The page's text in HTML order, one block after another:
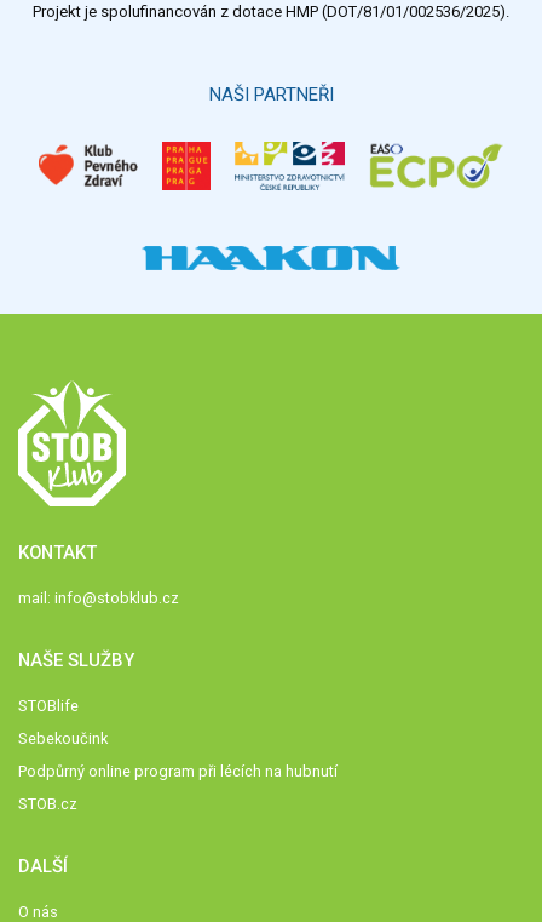
Projekt je spolufinancován z dotace HMP (DOT/81/01/002536/2025).
NAŠI PARTNEŘI
KONTAKT
mail: info@stobklub.cz
NAŠE SLUŽBY
STOBlife
Sebekoučink
Podpůrný online program při lécích na hubnutí
STOB.cz
DALŠÍ
O nás